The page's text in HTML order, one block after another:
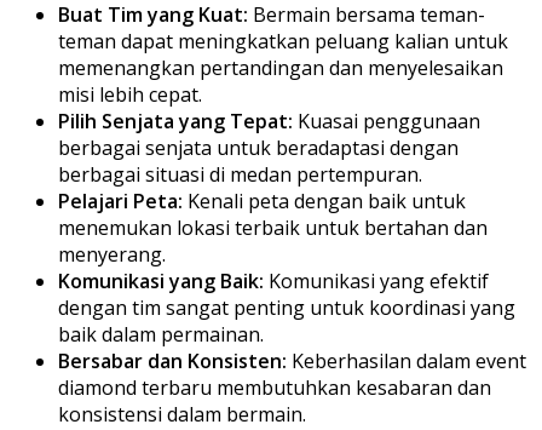
Buat Tim yang Kuat: Bermain bersama teman-
teman dapat meningkatkan peluang kalian untuk
memenangkan pertandingan dan menyelesaikan
misi lebih cepat.
Pilih Senjata yang Tepat: Kuasai penggunaan
berbagai senjata untuk beradaptasi dengan
berbagai situasi di medan pertempuran.
Pelajari Peta: Kenali peta dengan baik untuk
menemukan lokasi terbaik untuk bertahan dan
menyerang.
Komunikasi yang Baik: Komunikasi yang efektif
dengan tim sangat penting untuk koordinasi yang
baik dalam permainan.
Bersabar dan Konsisten: Keberhasilan dalam event
diamond terbaru membutuhkan kesabaran dan
konsistensi dalam bermain.